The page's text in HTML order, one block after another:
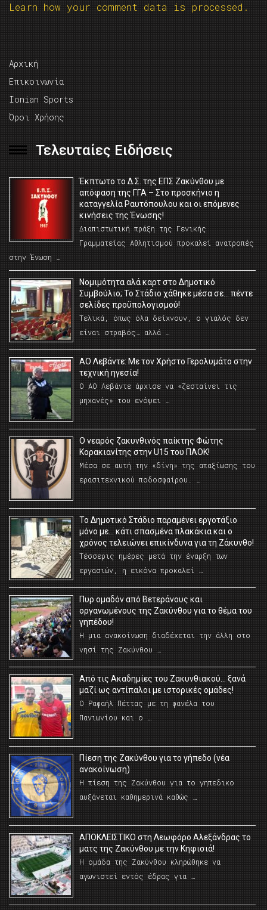
Learn how your comment data is processed.
Αρχική
Επικοινωνία
Ionian Sports
Όροι Χρήσης
Τελευταίες Ειδήσεις
Έκπτωτο το Δ.Σ. της ΕΠΣ Ζακύνθου με
απόφαση της ΓΓΑ – Στο προσκήνιο η
καταγγελία Ραυτόπουλου και οι επόμενες
κινήσεις της Ένωσης!
Διαπιστωτική πράξη της Γενικής
Γραμματείας Αθλητισμού προκαλεί ανατροπές
στην Ένωση …
Νομιμότητα αλά καρτ στο Δημοτικό
Συμβούλιο; Το Στάδιο χάθηκε μέσα σε… πέντε
σελίδες προϋπολογισμού!
Τελικά, όπως όλα δείχνουν, ο γιαλός δεν
είναι στραβός… αλλά …
ΑΟ Λεβάντε: Με τον Χρήστο Γερολυμάτο στην
τεχνική ηγεσία!
Ο ΑΟ Λεβάντε άρχισε να «ζεσταίνει τις
μηχανές» του ενόψει …
O νεαρός ζακυνθινός παίκτης Φώτης
Κορακιανίτης στην U15 του ΠΑΟΚ!
Μέσα σε αυτή την «δίνη» της απαξίωσης του
ερασιτεχνικού ποδοσφαίρου. …
Το Δημοτικό Στάδιο παραμένει εργοτάξιο
μόνο με… κάτι σπασμένα πλακάκια και ο
χρόνος τελειώνει επικίνδυνα για τη Ζάκυνθο!
Τέσσερις ημέρες μετά την έναρξη των
εργασιών, η εικόνα προκαλεί …
Πυρ ομαδόν από Βετεράνους και
οργανωμένους της Ζακύνθου για το θέμα του
γηπέδου!
Η μια ανακοίνωση διαδέχεται την άλλη στο
νησί της Ζακύνθου …
Από τις Ακαδημίες του Ζακυνθιακού… ξανά
μαζί ως αντίπαλοι με ιστορικές ομάδες!
Ο Ραφαήλ Πέττας με τη φανέλα του
Πανιωνίου και ο …
Πίεση της Ζακύνθου για το γήπεδο (νέα
ανακοίνωση)
Η πίεση της Ζακύνθου για το γηπεδικο
αυξάνεται καθημερινά καθώς …
AΠΟΚΛΕΙΣΤΙΚΟ στη Λεωφόρο Αλεξάνδρας το
ματς της Ζακύνθου με την Κηφισιά!
Η ομάδα της Ζακύνθου κληρώθηκε να
αγωνιστεί εντός έδρας για …